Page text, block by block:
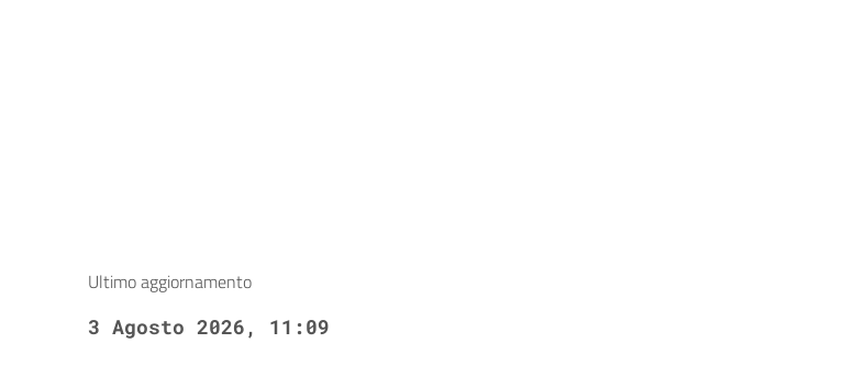
Ultimo aggiornamento
3 Agosto 2026, 11:09